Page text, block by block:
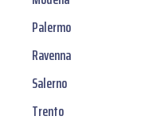
Palermo
Ravenna
Salerno
Trento